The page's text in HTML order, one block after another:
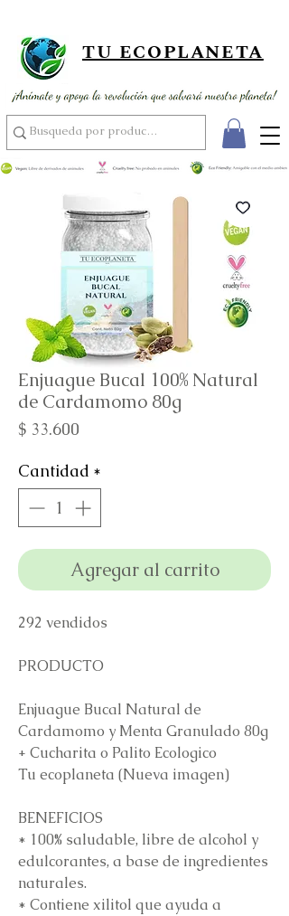
TU ECOPLANETA
Enjuague Bucal 100% Natural
de Cardamomo 80g
$ 33.600
Cantidad *
Agregar al carrito
292 vendidos
PRODUCTO
Enjuague Bucal Natural de
Cardamomo y Menta Granulado 80g
+ Cucharita o Palito Ecologico
Tu ecoplaneta (Nueva imagen)
BENEFICIOS
* 100% saludable, libre de alcohol y
edulcorantes, a base de ingredientes
naturales.
* Contiene xilitol que ayuda a